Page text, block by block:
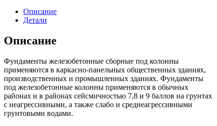
Описание
Детали
Описание
Фундаменты железобетонные сборные под колонны
применяются в каркасно-панельных общественных зданиях,
производственных и промышленных зданиях. Фундаменты
под железобетонные колонны применяются в обычных
районах и в районах сейсмичностью 7,8 и 9 баллов на грунтах
с неагрессивными, а также слабо и среднеагрессивными
грунтовыми водами.